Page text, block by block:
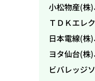
小松物産(株)
ＴＤＫエレ
日本電線(株
ヨタ仙台(株
ビバレッジ